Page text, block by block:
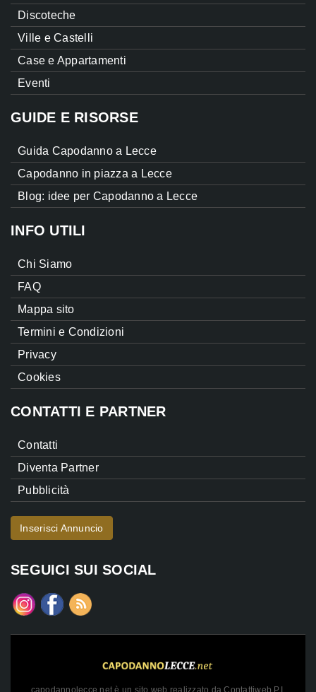
Discoteche
Ville e Castelli
Case e Appartamenti
Eventi
GUIDE E RISORSE
Guida Capodanno a Lecce
Capodanno in piazza a Lecce
Blog: idee per Capodanno a Lecce
INFO UTILI
Chi Siamo
FAQ
Mappa sito
Termini e Condizioni
Privacy
Cookies
CONTATTI E PARTNER
Contatti
Diventa Partner
Pubblicità
Inserisci Annuncio
SEGUICI SUI SOCIAL
capodannolecce.net è un sito web realizzato da Contattiweb P.I.